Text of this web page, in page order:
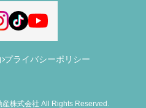
プライバシーポリシー
株式会社 All Rights Reserved.